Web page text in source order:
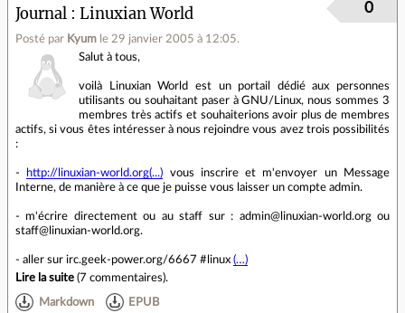
Journal Linuxian World
Posté par Kyum le 29 janvier 2005 à 12:05.
0
Salut à tous,
voilà Linuxian World est un portail dédié aux personnes
utilisants ou souhaitant paser à GNU/Linux, nous sommes 3
membres très actifs et souhaiterions avoir plus de membres
actifs, si vous êtes intéresser à nous rejoindre vous avez trois possibilités
:
- http://linuxian-world.org(...) vous inscrire et m'envoyer un Message
Interne, de manière à ce que je puisse vous laisser un compte admin.
- m'écrire directement ou au staff sur : admin@linuxian-world.org ou
staff@linuxian-world.org.
- aller sur irc.geek-power.org/6667 #linux (…)
Lire la suite (7 commentaires).
Markdown EPUB